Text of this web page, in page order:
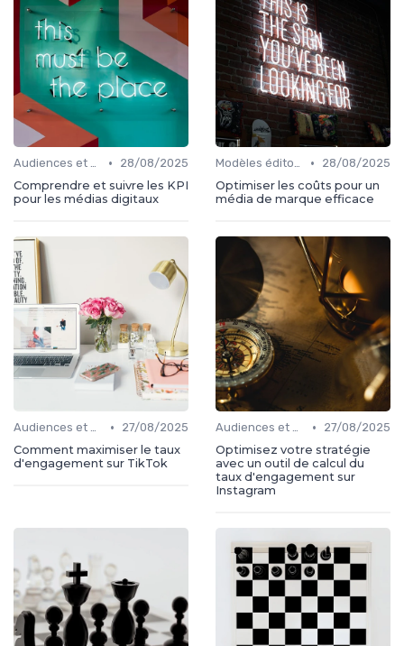
Audiences et engagement •
28/08/2025
Comprendre et suivre les KPI
pour les médias digitaux
Modèles éditoriaux •
28/08/2025
Optimiser les coûts pour un
média de marque efficace
Audiences et engagement •
27/08/2025
Comment maximiser le taux
d'engagement sur TikTok
Audiences et engagement •
27/08/2025
Optimisez votre stratégie
avec un outil de calcul du
taux d'engagement sur
Instagram